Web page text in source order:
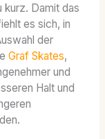
kurz. Damit das
es sich, in
der
Graf Skates,
und
Halt und